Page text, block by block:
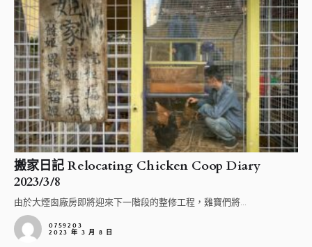
搬家日記 Relocating Chicken Coop Diary
2023/3/8
由於大煙囪廠房即將迎來下一階段的整修工程，雞寶們將...
0759203
2023 年 3 月 8 日